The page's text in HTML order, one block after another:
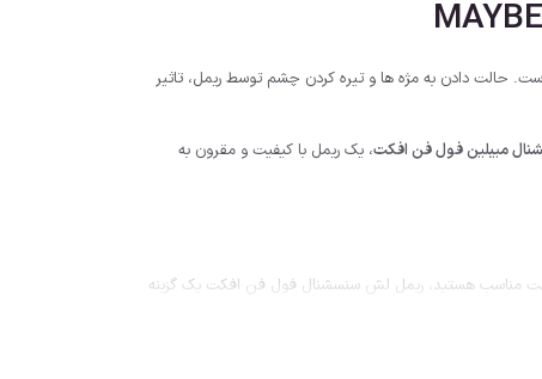
حالت دادن به مژه ها و تیره کردن چشم توسط ریمل، تاثیر
میبلین فول فن افکت، یک ریمل با کیفیت و مقرون به
مناسب هستید، ریمل لش سنسشنال فول فن افکت یک گزینه